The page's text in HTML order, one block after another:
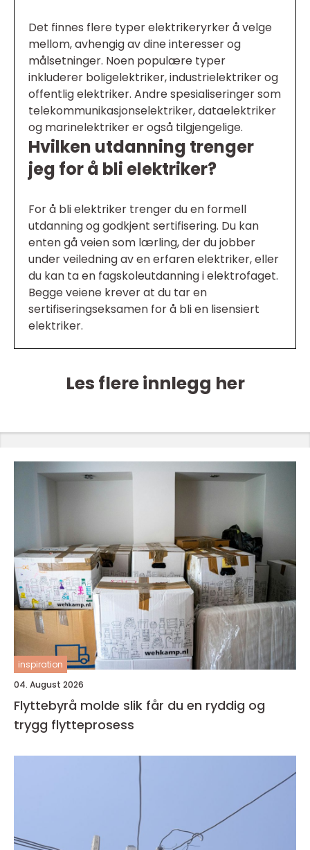
Det finnes flere typer elektrikeryrker å velge
mellom, avhengig av dine interesser og
målsetninger. Noen populære typer
inkluderer boligelektriker, industrielektriker og
offentlig elektriker. Andre spesialiseringer som
telekommunikasjonselektriker, dataelektriker
og marinelektriker er også tilgjengelige.
Hvilken utdanning trenger
jeg for å bli elektriker?
For å bli elektriker trenger du en formell
utdanning og godkjent sertifisering. Du kan
enten gå veien som lærling, der du jobber
under veiledning av en erfaren elektriker, eller
du kan ta en fagskoleutdanning i elektrofaget.
Begge veiene krever at du tar en
sertifiseringseksamen for å bli en lisensiert
elektriker.
Les flere innlegg her
inspiration
04. August 2026
Flyttebyrå molde slik får du en ryddig og
trygg flytteprosess